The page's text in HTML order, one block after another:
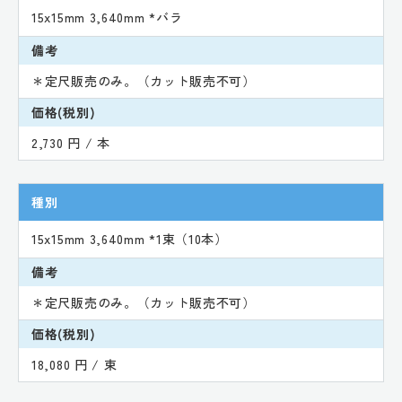
15x15mm 3,640mm *バラ
備考
＊定尺販売のみ。（カット販売不可）
価格(税別)
2,730 円 / 本
種別
15x15mm 3,640mm *1束（10本）
備考
＊定尺販売のみ。（カット販売不可）
価格(税別)
18,080 円 / 束